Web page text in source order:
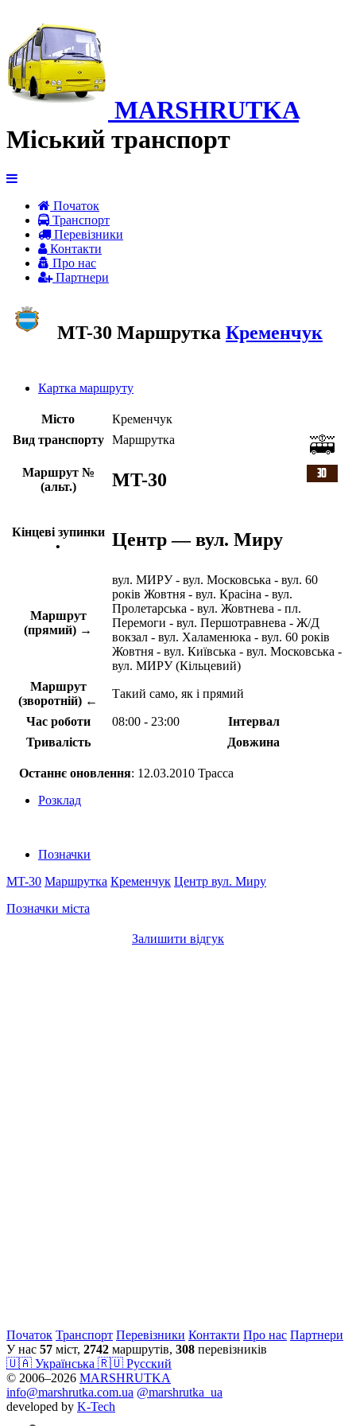
MARSHRUTKA
Міський транспорт
Початок
Транспорт
Перевiзники
Контакти
Про нас
Партнери
MT-30 Маршрутка Кременчук
Картка маршруту
Місто
Кременчук
Вид транспорту
Маршрутка
Маршрут №
(альт.)
MT-30
Кінцеві зупинки
•
Центр — вул. Миру
Маршрут
(прямий) →
вул. МИРУ - вул. Московська - вул. 60
років Жовтня - вул. Красіна - вул.
Пролетарська - вул. Жовтнева - пл.
Перемоги - вул. Першотравнева - Ж/Д
вокзал - вул. Халаменюка - вул. 60 років
Жовтня - вул. Київська - вул. Московська -
вул. МИРУ (Кільцевий)
Маршрут
(зворотній) ←
Такий само, як і прямий
Час роботи 08:00 - 23:00
Інтервал
Тривалість
Довжина
Останнє оновлення: 12.03.2010 Трасса
Розклад
Позначки
MT-30 Маршрутка Кременчук Центр вул. Миру
Позначки міста
Залишити відгук
Початок Транспорт Перевiзники Контакти Про нас Партнери
У нас 57 міст, 2742 маршрутів, 308 перевізників
🇺🇦 Українська 🇷🇺 Русский
© 2006–2026 MARSHRUTKA
info@marshrutka.com.ua @marshrutka_ua
developed by K-Tech